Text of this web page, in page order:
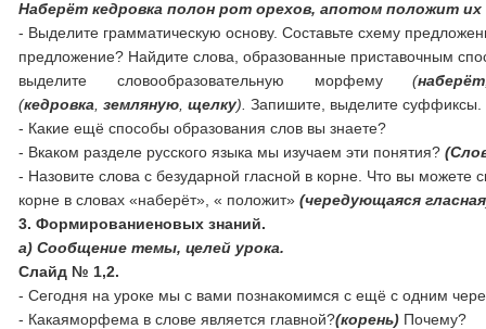
Наберёт кедровка полон рот орехов, апотом положит
- Выделите грамматическую основу. Составьте схему
предложение? Найдите слова, образованные приставочным
выделите словообразовательную морфему(наберёт
(кедровка ,земляную ,щелку).Запишите, выделите суффиксы.
- Какие ещё способы образования слов вы знаете?
- Вкаком разделе русского языка мы изучаем эти понятия?
- Назовите слова с безударной гласной в корне. Что вы можете
корне в словах «наберёт», « положит»(чередующаяся
3.Формированиеновых знаний.
а) Сообщение темы, целей урока.
Слайд № 1,2.
- Сегодня на уроке мы с вами познакомимся с ещё с одним
- Какаяморфема в слове является главной?(корень) Почему?